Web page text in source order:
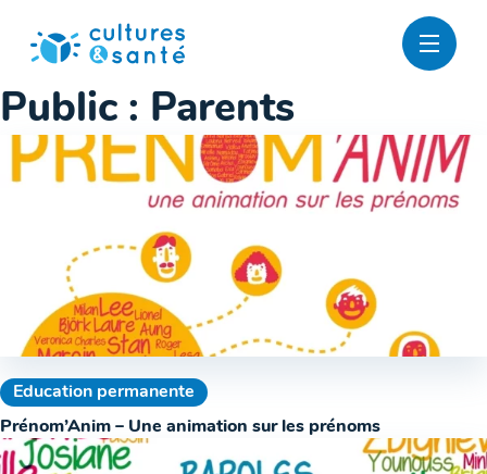
contenu
Public : Parents
Education permanente
Prénom’Anim – Une animation sur les prénoms